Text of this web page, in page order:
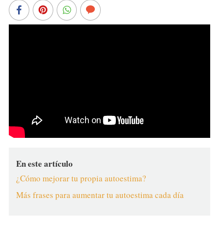
En este artículo
¿Cómo mejorar tu propia autoestima?
Más frases para aumentar tu autoestima cada día